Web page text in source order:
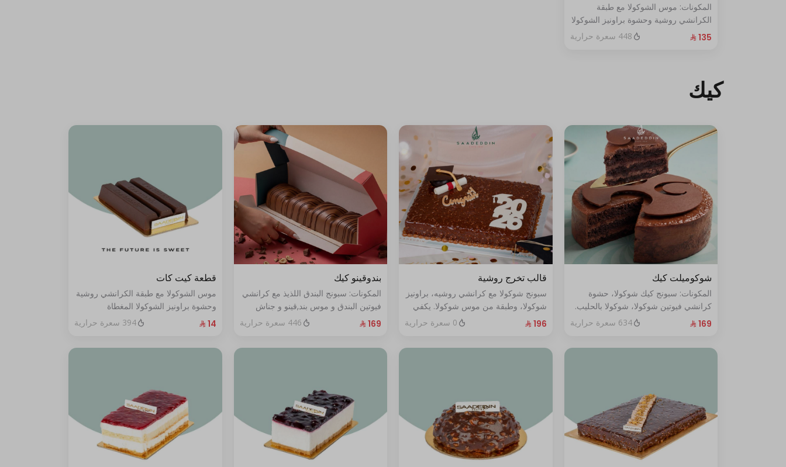
المكونات: موس الشوكولا مع طبقة
الكرانشي روشية وحشوة براونيز الشوكولا
المغطاة بالكراميل
448 سعرة حرارية
كيك
شوكوميلت كيك
المكونات: سبونج كيك شوكولا، حشوة
كرانشي فيوتين شوكولا، شوكولا بالحليب.
(تكفي من ٨ إلى ١٠ شخصًا)
634 سعرة حرارية
قالب تخرج روشية
سبونج شوكولا مع كرانشي روشيه، براونيز
شوكولا، وطبقة من موس شوكولا. يكفي
من ١٠ إلى ١٢ شخصًا
0 سعرة حرارية
بندوقينو كيك
المكونات: سبونج البندق اللذيذ مع كرانشي
فيوتين البندق و موس بند,قينو و جناش
البندق مع طبقة شوكولا ناعمة (تكفي من
446 سعرة حرارية
قطعة كيت كات
موس الشوكولا مع طبقة الكرانشي روشية
وحشوة براونيز الشوكولا المغطاة
بالكراميل
394 سعرة حرارية